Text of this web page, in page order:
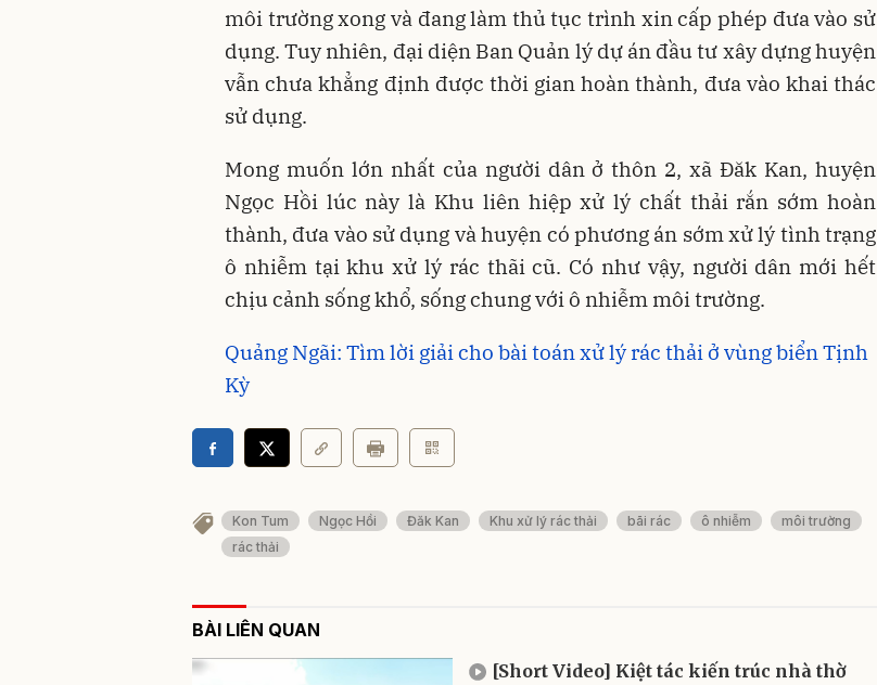
môi trường xong và đang làm thủ tục trình xin cấp phép đưa vào sử
dụng. Tuy nhiên, đại diện Ban Quản lý dự án đầu tư xây dựng huyện
vẫn chưa khẳng định được thời gian hoàn thành, đưa vào khai thác
sử dụng.
Mong muốn lớn nhất của người dân ở thôn 2, xã Đăk Kan, huyện
Ngọc Hồi lúc này là Khu liên hiệp xử lý chất thải rắn sớm hoàn
thành, đưa vào sử dụng và huyện có phương án sớm xử lý tình trạng
ô nhiễm tại khu xử lý rác thãi cũ. Có như vậy, người dân mới hết
chịu cảnh sống khổ, sống chung với ô nhiễm môi trường.
Quảng Ngãi: Tìm lời giải cho bài toán xử lý rác thải ở vùng biển Tịnh
Kỳ
Kon Tum Ngọc Hồi Đăk Kan Khu xử lý rác thải bãi rác ô nhiễm
môi trường
rác thải
BÀI LIÊN QUAN
[Short Video] Kiệt tác kiến trúc nhà thờ